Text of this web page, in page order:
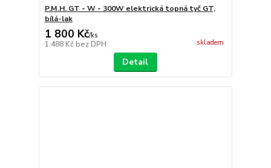
P.M.H. GT - W - 300W elektrická topná tyč GT,
bílá-lak
1 800 Kč/ks
1 488 Kč bez DPH skladem
Detail